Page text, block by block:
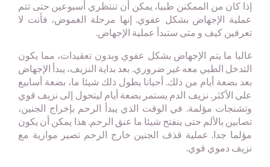
إذا كان من الممكنن طبيا، يمكن أن تنتظري أسبوعين حتى تتم
عملية الإجهاض بشكل عفوي. إنها مرحلة الغموض، فأنت لا
تعرفين كيف و متى ستبدأ عملية الإجهاض.
غالبا ما يتم الإجهاض بشكل عفوي وبدون تعقيدات، مما يكون
التدخل الطبي معه غير ضروري. بعد بداية النزيف، يبدأ الإجهاض
بعد بضعة أيام من ذلك. أحيانا يطول ذلك شيئا ما، بضعة أسابيع
على الأكثر. نزيف الدم يستمر بضعة أيام ليتحول إلى نزيف قوي
وتشنجات مؤلمة. في الوقت الذي يبدأ الرحم بإخراج الجنين،
تصابين بالألم حتى ينفتح شيئا ما عنق الرحم. هذا يمكن أن يكون
مؤلما جدا. عملية قذف الجنين خارج الرحم تصير موازية مع
نزيف دموي قوي.